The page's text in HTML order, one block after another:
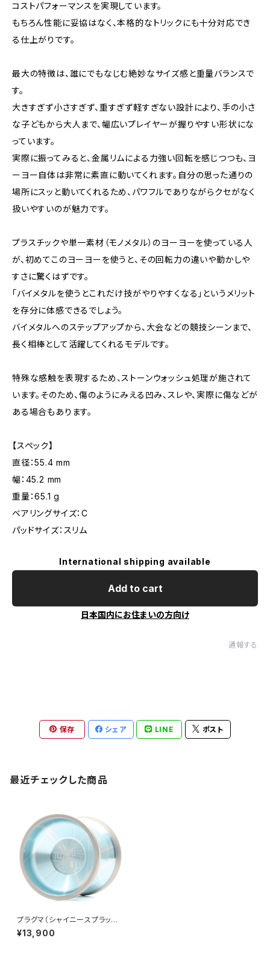
コストパフォーマンスを実現しています。
もちろん性能に妥協はなく、本格的なトリックにも十分対応でき
る仕上がりです。
最大の特徴は、誰にでもなじむ絶妙なサイズ感と重量バランスで
す。
大きすぎず小さすぎず、重すぎず軽すぎない設計により、手の小さ
な子どもから大人まで、幅広いプレイヤーが握りやすい形状にな
っています。
実際に振ってみると、金属リムによる力強い回転を感じつつも、ヨ
ーヨー自体は非常に素直に動いてくれます。自分の思った通りの
場所にスッと動いてくれるため、パワフルでありながらクセがなく
扱いやすいのが魅力です。
プラスチックや単一素材（モノメタル）のヨーヨーを使っている人
が、初めてこのヨーヨーを使うと、その回転力の違いや動かしや
すさに驚くはずです。
「バイメタルを使うとこれだけ技がやりやすくなる」というメリット
を存分に体感できるでしょう。
バイメタルへのステップアップから、大会などの競技シーンまで、
長く相棒として活躍してくれるモデルです。
特殊な感触を表現するため、ストーンウォッシュ処理が施されて
います。そのため、傷のようにみえる凹み、スレや、実際に傷などが
ある場合もあります。
【スペック】
直径：55.4 mm
幅：45.2 mm
重量：65.1 g
ベアリングサイズ：C
パッドサイズ：スリム
International shipping available
Add to cart
日本国内にお住まいの方向け
通報する
保存 シェア LINE ポスト
最近チェックした商品
プラグマ（シャイニースプラッシ
ュ）
¥13,900